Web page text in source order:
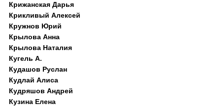
Крижанская Дарья
Крикливый Алексей
Кружнов Юрий
Крылова Анна
Крылова Наталия
Кугель А.
Кудашов Руслан
Кудлай Алиса
Кудряшов Андрей
Кузина Елена